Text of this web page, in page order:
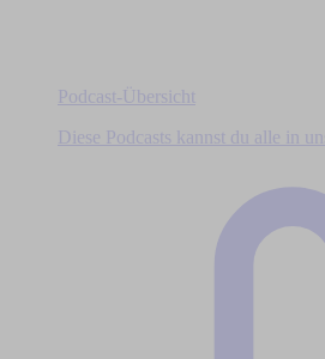
Podcast-Übersicht
Diese Podcasts kannst du alle in